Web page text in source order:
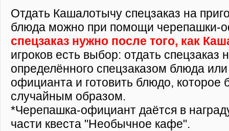
Отдать Кашалотычу спецзаказ на
блюда можно при помощи черепашки-
спецзаказ нужно после того, как
игроков есть выбор: отдать спецзаказ
определённого спецзаказом блюда
официанта и готовить блюдо, которое
случайным образом.
*Черепашка-официант даётся в
части квеста "Необычное кафе".